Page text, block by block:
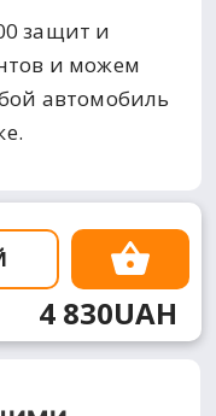
защит и
и можем
автомобиль
4 830UAH